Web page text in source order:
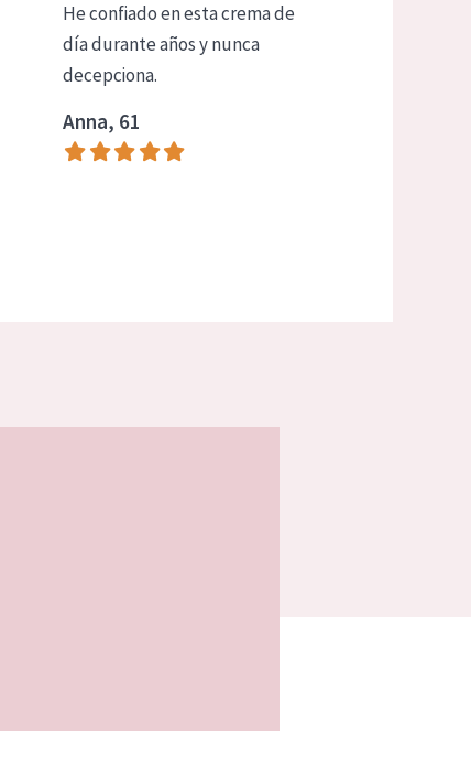
He confiado en esta crema de
día durante años y nunca
decepciona.
Anna, 61